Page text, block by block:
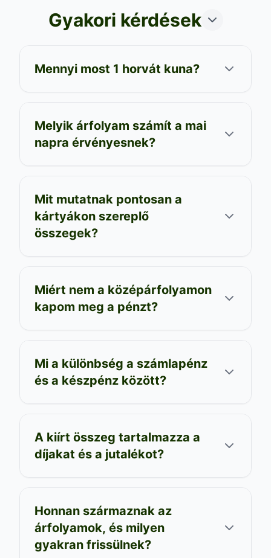
Gyakori kérdések
Mennyi most 1 horvát kuna?
Melyik árfolyam számít a mai
napra érvényesnek?
Mit mutatnak pontosan a
kártyákon szereplő
összegek?
Miért nem a középárfolyamon
kapom meg a pénzt?
Mi a különbség a számlapénz
és a készpénz között?
A kiírt összeg tartalmazza a
díjakat és a jutalékot?
Honnan származnak az
árfolyamok, és milyen
gyakran frissülnek?